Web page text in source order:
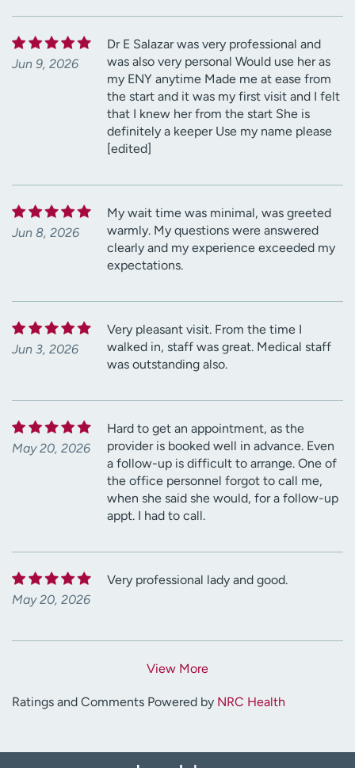
Jun 9, 2026
Dr E Salazar was very professional and
was also very personal Would use her as
my ENY anytime Made me at ease from
the start and it was my first visit and I felt
that I knew her from the start She is
definitely a keeper Use my name please
[edited]
Jun 8, 2026
My wait time was minimal, was greeted
warmly. My questions were answered
clearly and my experience exceeded my
expectations.
Jun 3, 2026
Very pleasant visit. From the time I
walked in, staff was great. Medical staff
was outstanding also.
May 20, 2026
Hard to get an appointment, as the
provider is booked well in advance. Even
a follow-up is difficult to arrange. One of
the office personnel forgot to call me,
when she said she would, for a follow-up
appt. I had to call.
May 20, 2026
Very professional lady and good.
View More
Ratings and Comments Powered by NRC Health